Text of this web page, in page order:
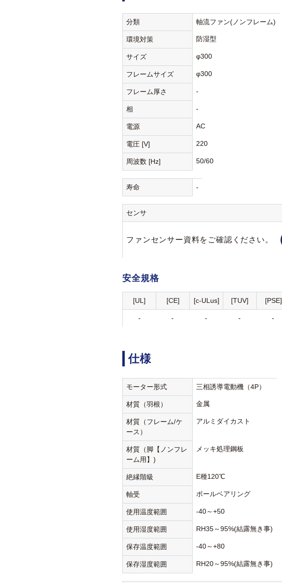
分類 軸流ファン(ノンフレーム)
環境対策 防湿型
サイズ φ300
フレームサイズ φ300
フレーム厚さ -
相 -
電源 AC
電圧 [V] 220
周波数 [Hz] 50/60
寿命 -
センサ
ファンセンサー資料をご確認ください。
安全規格
[UL] [CE] [c-ULus] [TUV] [PSE]
- - - - -
仕様
モーター形式 三相誘導電動機（4P）
材質（羽根） 金属
材質（フレーム/ケ
ース）
アルミダイカスト
材質（脚【ノンフレ
ーム用】)
メッキ処理鋼板
絶縁階級 E種120℃
軸受 ボールベアリング
使用温度範囲 -40～+50
使用湿度範囲 RH35～95%(結露無き事)
保存温度範囲 -40～+80
保存湿度範囲 RH20～95%(結露無き事)